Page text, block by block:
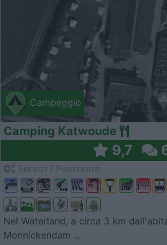
Campeggio
Camping Katwoude
9,7
Nel Waterland, a circa 3 km
Monnickendam ...